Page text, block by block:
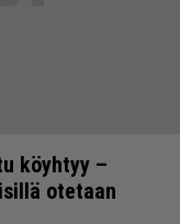
köyhtyy –
otetaan